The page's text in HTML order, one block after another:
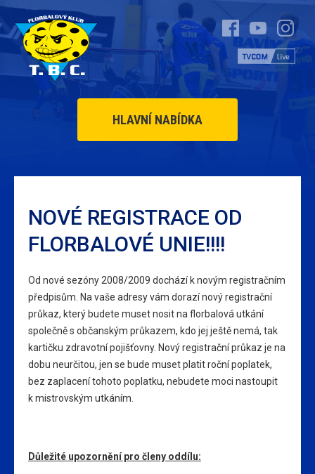
HLAVNÍ NABÍDKA
NOVÉ REGISTRACE OD
FLORBALOVÉ UNIE!!!!
Od nové sezóny 2008/2009 dochází k novým registračním
předpisům. Na vaše adresy vám dorazí nový registrační
průkaz, který budete muset nosit na florbalová utkání
společně s občanským průkazem, kdo jej ještě nemá, tak
kartičku zdravotní pojišťovny. Nový registrační průkaz je na
dobu neurčitou, jen se bude muset platit roční poplatek,
bez zaplacení tohoto poplatku, nebudete moci nastoupit
k mistrovským utkáním.
Důležité upozornění pro členy oddílu: